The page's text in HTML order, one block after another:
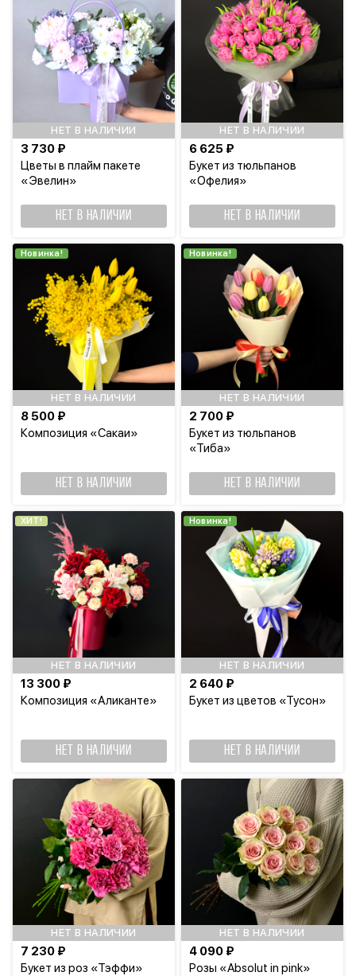
НЕТ В НАЛИЧИИ
Цветы в плайм пакете
«Эвелин»
3 730 ₽
НЕТ В НАЛИЧИИ
НЕТ В НАЛИЧИИ
Букет из тюльпанов
«Офелия»
6 625 ₽
НЕТ В НАЛИЧИИ
НЕТ В НАЛИЧИИ
Новинка!
Композиция «Сакаи»
8 500 ₽
НЕТ В НАЛИЧИИ
НЕТ В НАЛИЧИИ
Новинка!
Букет из тюльпанов
«Тиба»
2 700 ₽
НЕТ В НАЛИЧИИ
НЕТ В НАЛИЧИИ
ХИТ!
Композиция «Аликанте»
13 300 ₽
НЕТ В НАЛИЧИИ
НЕТ В НАЛИЧИИ
Новинка!
Букет из цветов «Тусон»
2 640 ₽
НЕТ В НАЛИЧИИ
НЕТ В НАЛИЧИИ
Букет из роз «Тэффи»
7 230 ₽
НЕТ В НАЛИЧИИ
Розы «Absolut in pink»
4 090 ₽